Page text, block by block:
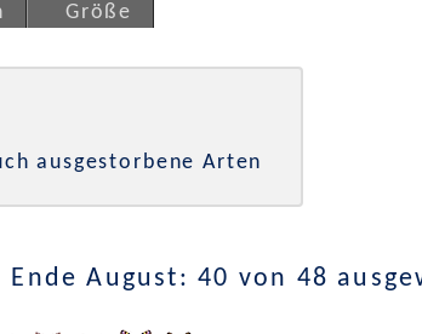
Größe
ausgestorbene Arten
August: 40 von 48